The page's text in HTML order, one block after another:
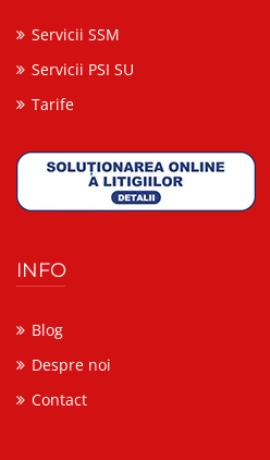
Servicii SSM
Servicii PSI SU
Tarife
INFO
Blog
Despre noi
Contact